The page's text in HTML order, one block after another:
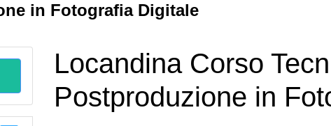
in Fotografia Digitale
Locandina Corso
Postproduzione in